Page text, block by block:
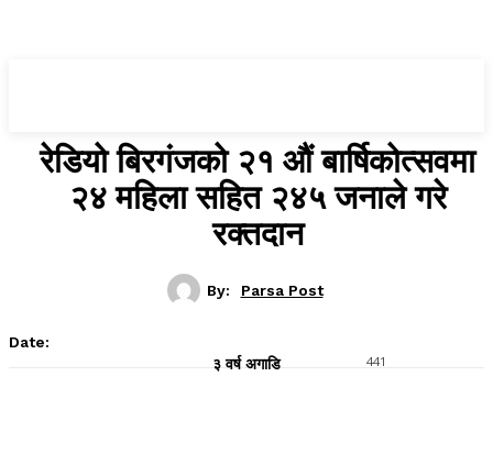
रेडियो बिरगंजको २१ औं बार्षिकोत्सवमा
२४ महिला सहित २४५ जनाले गरे
रक्तदान
By: Parsa Post
Date:
३ वर्ष अगाडि
441